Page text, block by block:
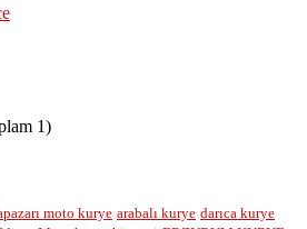
1)
moto kurye arabalı kurye darıca kurye